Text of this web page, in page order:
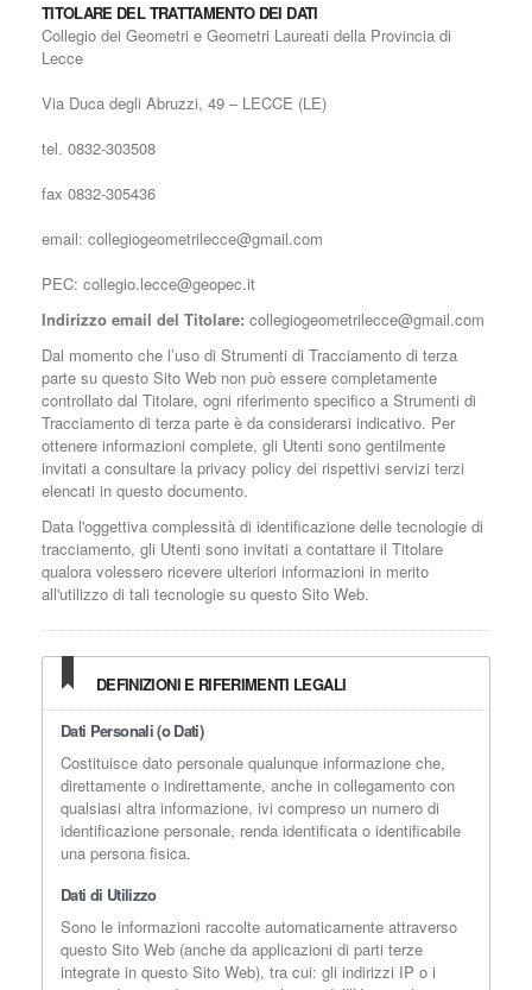
TITOLARE DEL TRATTAMENTO DEI DATI
Collegio dei Geometri e Geometri Laureati della Provincia di
Lecce
Via Duca degli Abruzzi, 49 – LECCE (LE)
tel. 0832-303508
fax 0832-305436
email: collegiogeometrilecce@gmail.com
PEC: collegio.lecce@geopec.it
Indirizzo email del Titolare: collegiogeometrilecce@gmail.com
Dal momento che l’uso di Strumenti di Tracciamento di terza
parte su questo Sito Web non può essere completamente
controllato dal Titolare, ogni riferimento specifico a Strumenti di
Tracciamento di terza parte è da considerarsi indicativo. Per
ottenere informazioni complete, gli Utenti sono gentilmente
invitati a consultare la privacy policy dei rispettivi servizi terzi
elencati in questo documento.
Data l'oggettiva complessità di identificazione delle tecnologie di
tracciamento, gli Utenti sono invitati a contattare il Titolare
qualora volessero ricevere ulteriori informazioni in merito
all'utilizzo di tali tecnologie su questo Sito Web.
DEFINIZIONI E RIFERIMENTI LEGALI
Dati Personali (o Dati)
Costituisce dato personale qualunque informazione che,
direttamente o indirettamente, anche in collegamento con
qualsiasi altra informazione, ivi compreso un numero di
identificazione personale, renda identificata o identificabile
una persona fisica.
Dati di Utilizzo
Sono le informazioni raccolte automaticamente attraverso
questo Sito Web (anche da applicazioni di parti terze
integrate in questo Sito Web), tra cui: gli indirizzi IP o i